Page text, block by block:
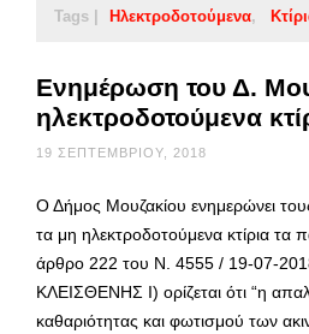
Tags | Ηλεκτροδοτούμενα
Ενημέρωση του Δ.
ηλεκτροδοτούμενα
19 ΣΕΠΤΕΜΒΡΊΟΥ, 2018
Ο Δήμος Μουζακίου ενημερώνει
τα μη ηλεκτροδοτούμενα κτίρια
άρθρο 222 του Ν. 4555 / 19-07-
ΚΛΕΙΣΘΕΝΗΣ Ι) ορίζεται ότι “η
καθαριότητας και φωτισμού των